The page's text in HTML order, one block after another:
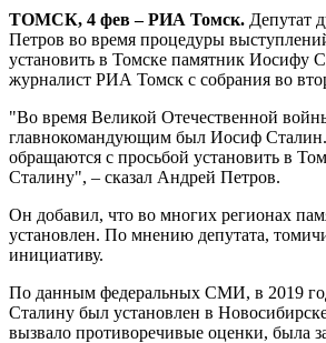
ТОМСК, 4 фев – РИА Томск. Депутат
Петров во время процедуры
установить в Томске памятник Иосифу
журналист РИА Томск с собрания во
"Во время Великой Отечественной
главнокомандующим был Иосиф
обращаются с просьбой установить в
Сталину", – сказал Андрей Петров.
Он добавил, что во многих регионах
установлен. По мнению депутата,
инициативу.
По данным федеральных СМИ, в 2019
Сталину был установлен в
вызвало противоречивые оценки, была